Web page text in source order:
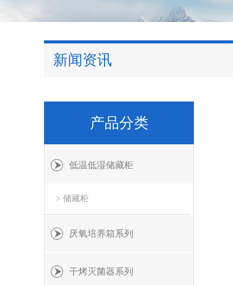
新闻资讯
产品分类
低温低湿储藏柜
> 储藏柜
厌氧培养箱系列
干烤灭菌器系列